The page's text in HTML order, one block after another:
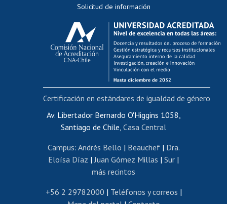
Evaluación docente
Calificación académica
Postulación al AUCAI
Funcionarias/os
Cursos internos de capacitación
Bienestar del personal
Portal de movilidad interna
Certificado de renta
Certificado de renta honorarios
Editar páginas blancas
Extranjeras/os
Revalidación y reconocimiento de títulos
Solicitud de información
Av. Libertador Bernardo O'Higgins 1058,
Santiago de Chile, Casa Central
Campus: Andrés Bello | Beauchef| Dra.
Eloísa Díaz | Juan Gómez Millas | Sur |
más recintos
+56 2 29782000 | Teléfonos y correos |
Certificación en estándares de igualdad de género